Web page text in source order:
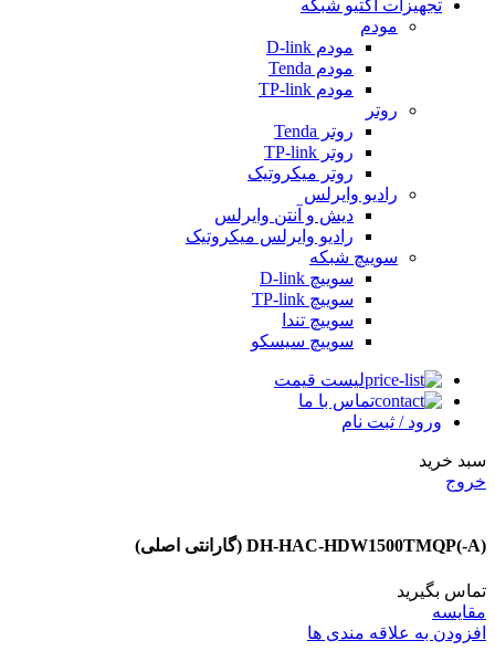
تجهیزات اکتیو شبکه
مودم
مودم D-link
مودم Tenda
مودم TP-link
روتر
روتر Tenda
روتر TP-link
روتر میکروتیک
رادیو وایرلس
دیش و آنتن وایرلس
رادیو وایرلس میکروتیک
سوییچ شبکه
سوییچ D-link
سوییچ TP-link
سوییچ تندا
سوییچ سیسکو
لیست قیمت
تماس با ما
ورود / ثبت نام
سبد خرید
خروج
DH-HAC-HDW1500TMQP(-A) (گارانتی اصلی)
تماس بگیرید
مقایسه
افزودن به علاقه مندی ها